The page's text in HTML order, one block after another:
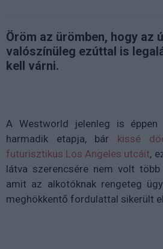
Öröm az ürömben, hogy az
valószínüleg ezúttal is
kell várni.
A Westworld jelenleg is
harmadik etapja, bár kissé
futurisztikus Los Angeles utcáit,
látva szerencsére nem volt több
amit az alkotóknak rengeteg
meghökkentő fordulattal sikerült